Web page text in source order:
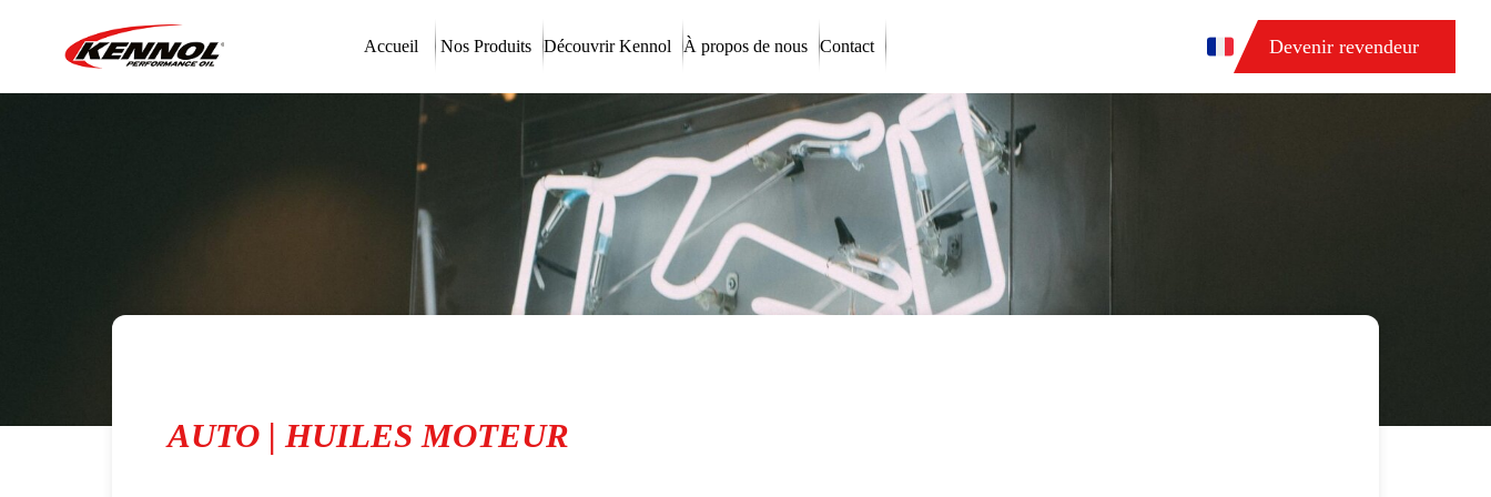
Accueil Nos Produits Découvrir Kennol À propos de nous Contact Devenir revendeur
AUTO | HUILES MOTEUR